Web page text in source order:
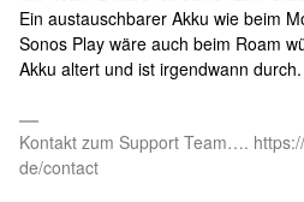
Ein austauschbarer Akku wie beim
Sonos Play wäre auch beim Roam
Akku altert und ist irgendwann durch.
Kontakt zum Support Team….
de/contact